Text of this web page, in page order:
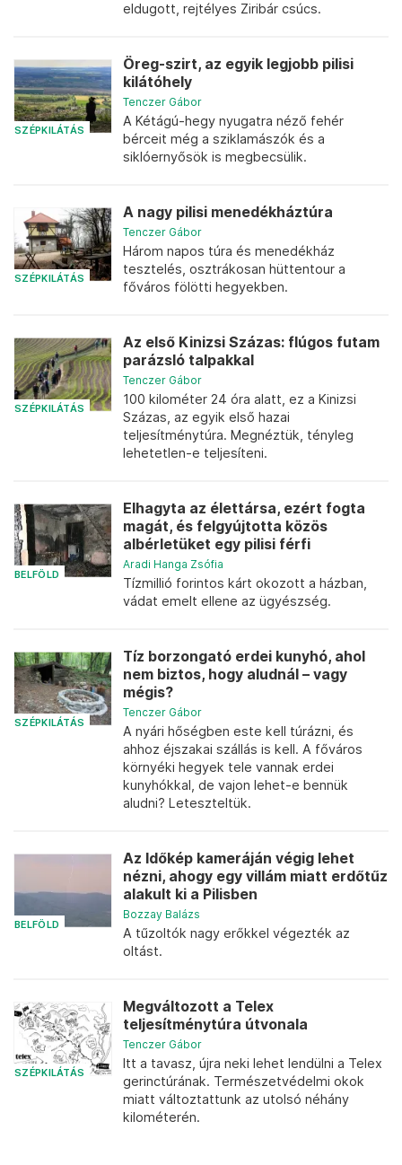
eldugott, rejtélyes Ziribár csúcs.
SZÉPKILÁTÁS
Öreg-szirt, az egyik legjobb pilisi
kilátóhely
Tenczer Gábor
A Kétágú-hegy nyugatra néző fehér
bérceit még a sziklamászók és a
siklóernyősök is megbecsülik.
SZÉPKILÁTÁS
A nagy pilisi menedékháztúra
Tenczer Gábor
Három napos túra és menedékház
tesztelés, osztrákosan hüttentour a
főváros fölötti hegyekben.
SZÉPKILÁTÁS
Az első Kinizsi Százas: flúgos futam
parázsló talpakkal
Tenczer Gábor
100 kilométer 24 óra alatt, ez a Kinizsi
Százas, az egyik első hazai
teljesítménytúra. Megnéztük, tényleg
lehetetlen-e teljesíteni.
BELFÖLD
Elhagyta az élettársa, ezért fogta
magát, és felgyújtotta közös
albérletüket egy pilisi férfi
Aradi Hanga Zsófia
Tízmillió forintos kárt okozott a házban,
vádat emelt ellene az ügyészség.
SZÉPKILÁTÁS
Tíz borzongató erdei kunyhó, ahol
nem biztos, hogy aludnál – vagy
mégis?
Tenczer Gábor
A nyári hőségben este kell túrázni, és
ahhoz éjszakai szállás is kell. A főváros
környéki hegyek tele vannak erdei
kunyhókkal, de vajon lehet-e bennük
aludni? Leteszteltük.
BELFÖLD
Az Időkép kameráján végig lehet
nézni, ahogy egy villám miatt erdőtűz
alakult ki a Pilisben
Bozzay Balázs
A tűzoltók nagy erőkkel végezték az
oltást.
SZÉPKILÁTÁS
Megváltozott a Telex
teljesítménytúra útvonala
Tenczer Gábor
Itt a tavasz, újra neki lehet lendülni a Telex
gerinctúrának. Természetvédelmi okok
miatt változtattunk az utolsó néhány
kilométerén.